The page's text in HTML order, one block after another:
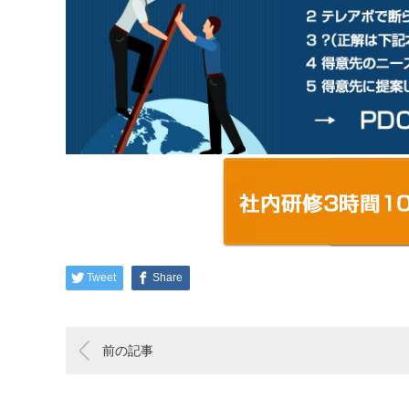
Tweet Share
前の記事